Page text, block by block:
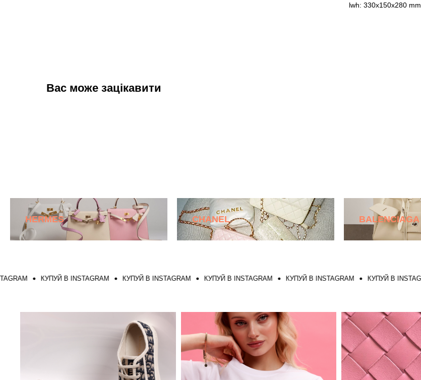
lwh: 330x150x280 mm
Вас може зацікавити
HERMES CHANEL BALENCIAGA
КУПУЙ В INSTAGRAM КУПУЙ В INSTAGRAM КУПУЙ В INSTAGRAM КУПУЙ В INSTAGRAM КУПУЙ В INSTAGRAM